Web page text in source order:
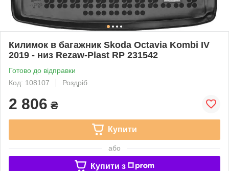
Килимок в багажник Skoda Octavia Kombi IV
2019 - низ Rezaw-Plast RP 231542
Готово до відправки
Код: 108107
Роздріб
2 806 ₴
Купити
або
Купити з